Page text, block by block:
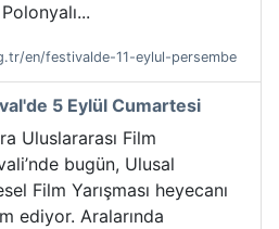
en/festivalde-11-eylul-persembe
5 Eylül Cumartesi
Uluslararası Film
bugün, Ulusal
Film Yarışması heyecanı
ediyor. Aralarında